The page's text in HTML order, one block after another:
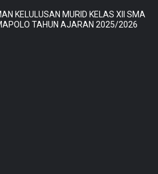
KELULUSAN MURID KELAS XII SMA
TAHUN AJARAN 2025/2026